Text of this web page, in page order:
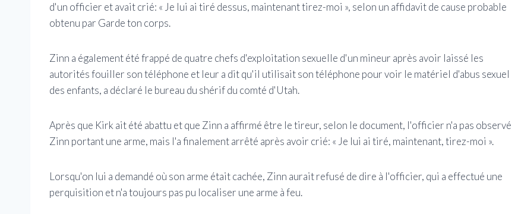
d'un officier et avait crié: « Je lui ai tiré dessus, maintenant tirez-moi », selon un affidavit de cause probable
obtenu par Garde ton corps.
Zinn a également été frappé de quatre chefs d'exploitation sexuelle d'un mineur après avoir laissé les
autorités fouiller son téléphone et leur a dit qu'il utilisait son téléphone pour voir le matériel d'abus sexuel
des enfants, a déclaré le bureau du shérif du comté d'Utah.
Après que Kirk ait été abattu et que Zinn a affirmé être le tireur, selon le document, l'officier n'a pas observé
Zinn portant une arme, mais l'a finalement arrêté après avoir crié: « Je lui ai tiré, maintenant, tirez-moi ».
Lorsqu'on lui a demandé où son arme était cachée, Zinn aurait refusé de dire à l'officier, qui a effectué une
perquisition et n'a toujours pas pu localiser une arme à feu.